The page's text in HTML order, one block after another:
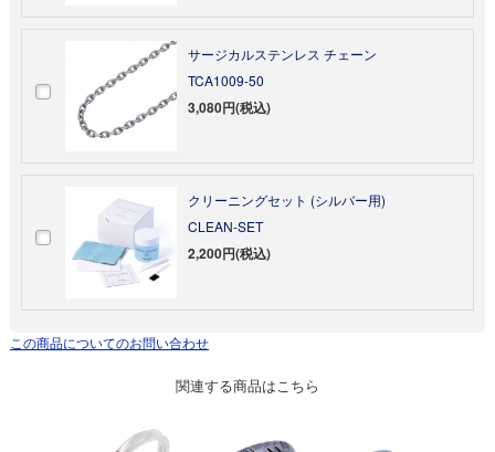
サージカルステンレス チェーン
TCA1009-50
3,080円(税込)
クリーニングセット (シルバー用)
CLEAN-SET
2,200円(税込)
この商品についてのお問い合わせ
関連する商品はこちら